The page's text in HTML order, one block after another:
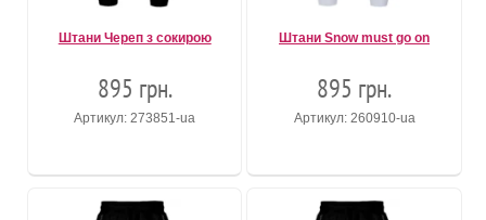
Штани Череп з сокирою
895 грн.
Артикул: 273851-ua
Штани Snow must go on
895 грн.
Артикул: 260910-ua